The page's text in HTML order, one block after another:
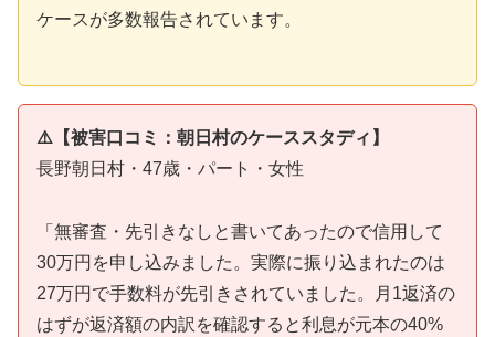
ケースが多数報告されています。
⚠️【被害口コミ：朝日村のケーススタディ】
長野朝日村・47歳・パート・女性
「無審査・先引きなしと書いてあったので信用して
30万円を申し込みました。実際に振り込まれたのは
27万円で手数料が先引きされていました。月1返済の
はずが返済額の内訳を確認すると利息が元本の40%